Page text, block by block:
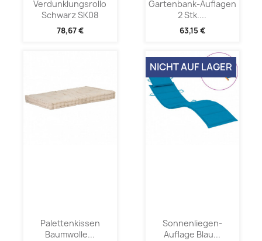
Verdunklungsrollo
Schwarz SK08
78,67 €
Gartenbank-Auflagen
2 Stk....
63,15 €
Palettenkissen
Baumwolle...
Sonnenliegen-
Auflage Blau...
NICHT AUF LAGER